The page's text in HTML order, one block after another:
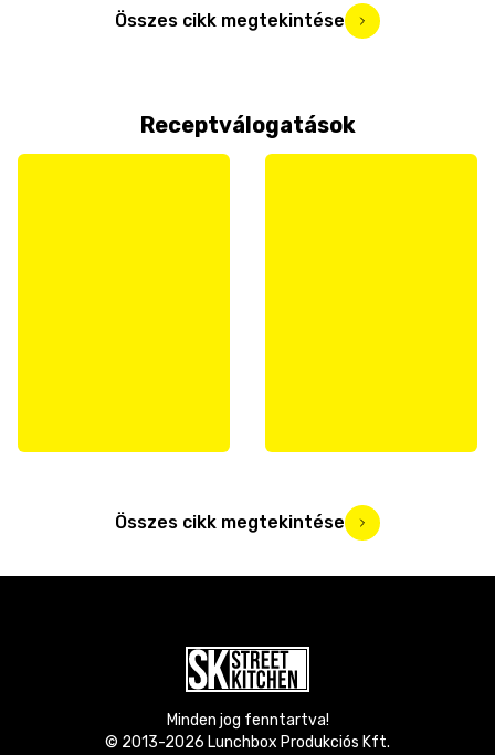
Összes cikk megtekintése
Receptválogatások
Összes cikk megtekintése
Minden jog fenntartva!
© 2013-2026 Lunchbox Produkciós Kft.